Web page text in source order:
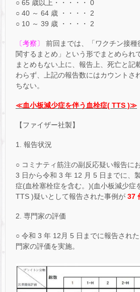
○ 65 歳以上・・・・・ 0
○ 40 ～ 64 歳 ・・・・ 2
○ 10 ～ 39 歳 ・・・・ 2
〔考察〕
前回までは、「ワクチン接種
関するまとめ」という形でまとめられ
まとめもない上に、報告上、死亡と記
わらず、上記の報告数にはカウントさ
ちない。
≪血小板減少症を伴う血栓症( TTS )≫
【ファイザー社製】
1. 報告状況
○ コミナティ筋注の副反応疑い報告に
3 日から令和 3 年 12 月 5 日までに、
症(血栓塞栓症を含む。)(血小板減少症
TTS )疑いとして報告された事例が 37
2. 専門家の評価
○ 令和 3 年 12月 5 日までに報告された
門家の評価を実施。